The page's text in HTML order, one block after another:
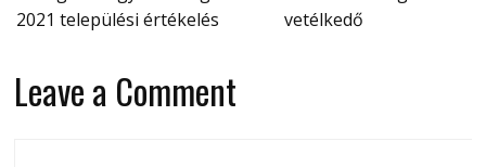
2021 települési értékelés
vetélkedő
Leave a Comment